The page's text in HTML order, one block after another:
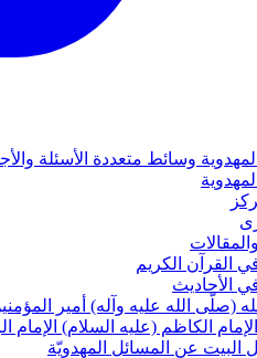
وسائط متعددة الأسئلة
القرآن الكريم
الأحاديث
(صلّى الله عليه وآله) أمير
الإمام الكاظم (عليه السلام) الإمام
البيت عن المسائل المهدويّة